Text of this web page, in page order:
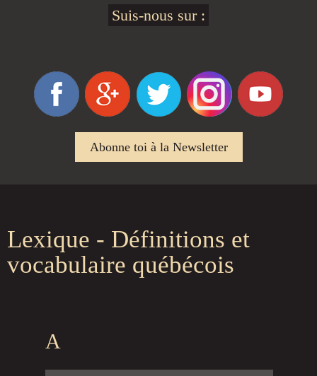
Suis-nous sur :
Abonne toi à la Newsletter
Lexique - Définitions et
vocabulaire québécois
A